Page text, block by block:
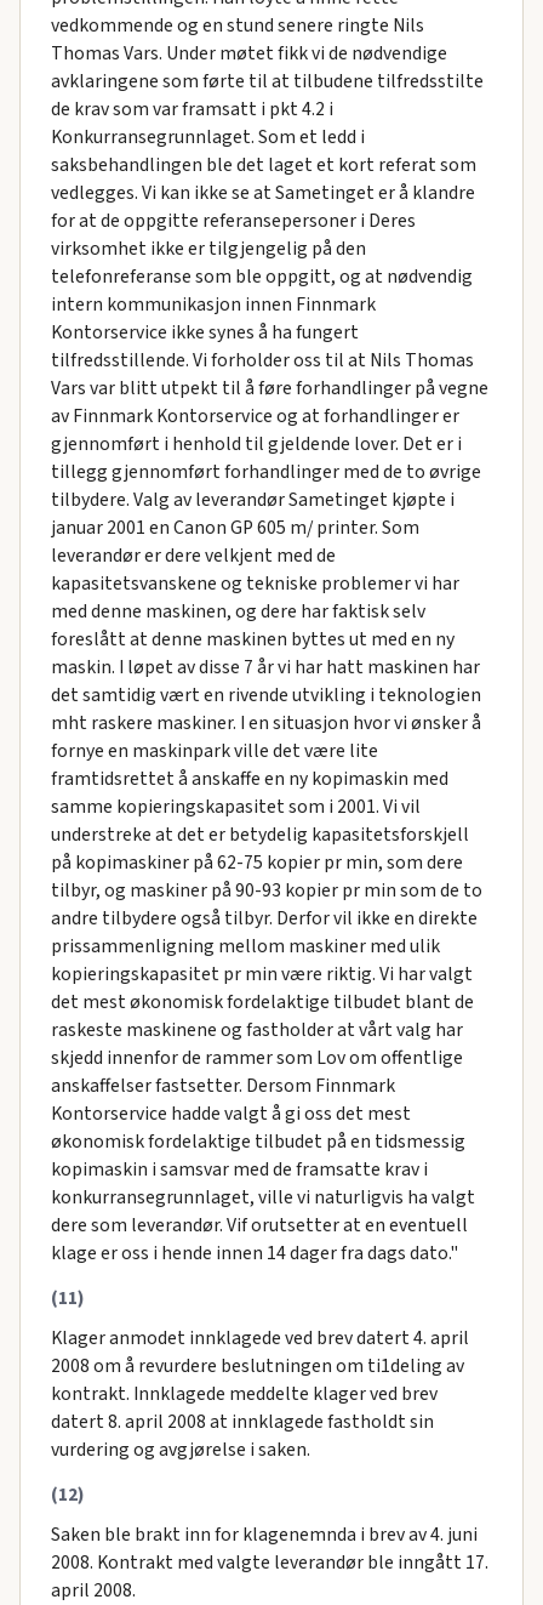
vedkommende og en stund senere ringte Nils
Thomas Vars. Under møtet fikk vi de nødvendige
avklaringene som førte til at tilbudene tilfredsstilte
de krav som var framsatt i pkt 4.2 i
Konkurransegrunnlaget. Som et ledd i
saksbehandlingen ble det laget et kort referat som
vedlegges. Vi kan ikke se at Sametinget er å klandre
for at de oppgitte referansepersoner i Deres
virksomhet ikke er tilgjengelig på den
telefonreferanse som ble oppgitt, og at nødvendig
intern kommunikasjon innen Finnmark
Kontorservice ikke synes å ha fungert
tilfredsstillende. Vi forholder oss til at Nils Thomas
Vars var blitt utpekt til å føre forhandlinger på vegne
av Finnmark Kontorservice og at forhandlinger er
gjennomført i henhold til gjeldende lover. Det er i
tillegg gjennomført forhandlinger med de to øvrige
tilbydere. Valg av leverandør Sametinget kjøpte i
januar 2001 en Canon GP 605 m/ printer. Som
leverandør er dere velkjent med de
kapasitetsvanskene og tekniske problemer vi har
med denne maskinen, og dere har faktisk selv
foreslått at denne maskinen byttes ut med en ny
maskin. I løpet av disse 7 år vi har hatt maskinen har
det samtidig vært en rivende utvikling i teknologien
mht raskere maskiner. I en situasjon hvor vi ønsker å
fornye en maskinpark ville det være lite
framtidsrettet å anskaffe en ny kopimaskin med
samme kopieringskapasitet som i 2001. Vi vil
understreke at det er betydelig kapasitetsforskjell
på kopimaskiner på 62-75 kopier pr min, som dere
tilbyr, og maskiner på 90-93 kopier pr min som de to
andre tilbydere også tilbyr. Derfor vil ikke en direkte
prissammenligning mellom maskiner med ulik
kopieringskapasitet pr min være riktig. Vi har valgt
det mest økonomisk fordelaktige tilbudet blant de
raskeste maskinene og fastholder at vårt valg har
skjedd innenfor de rammer som Lov om offentlige
anskaffelser fastsetter. Dersom Finnmark
Kontorservice hadde valgt å gi oss det mest
økonomisk fordelaktige tilbudet på en tidsmessig
kopimaskin i samsvar med de framsatte krav i
konkurransegrunnlaget, ville vi naturligvis ha valgt
dere som leverandør. Vif orutsetter at en eventuell
klage er oss i hende innen 14 dager fra dags dato."
(11)
Klager anmodet innklagede ved brev datert 4. april
2008 om å revurdere beslutningen om ti1deling av
kontrakt. Innklagede meddelte klager ved brev
datert 8. april 2008 at innklagede fastholdt sin
vurdering og avgjørelse i saken.
(12)
Saken ble brakt inn for klagenemnda i brev av 4. juni
2008. Kontrakt med valgte leverandør ble inngått 17.
april 2008.